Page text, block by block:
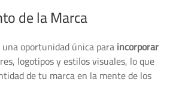
de la Marca
oportunidad única paraincorporar
logotipos y estilos visuales, lo que
de tu marca en la mente de los